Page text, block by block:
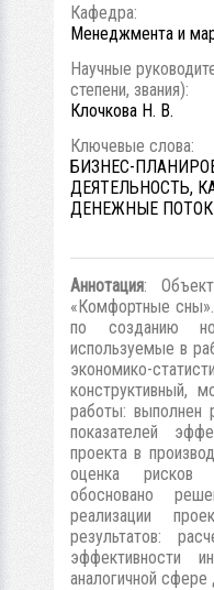
Кафедра:
Менеджмента и
Научные
степени, звания):
Клочкова Н. В.
Ключевые слова:
БИЗНЕС-
ДЕЯТЕЛЬНОСТЬ,
ДЕНЕЖНЫЕ
Аннотация:
«Комфортные
по созданию
используемые в
экономико-
конструктивный,
работы: выполнен
показателей
проекта в
оценка рисков
обосновано
реализации
результатов:
эффективности
аналогичной сфере